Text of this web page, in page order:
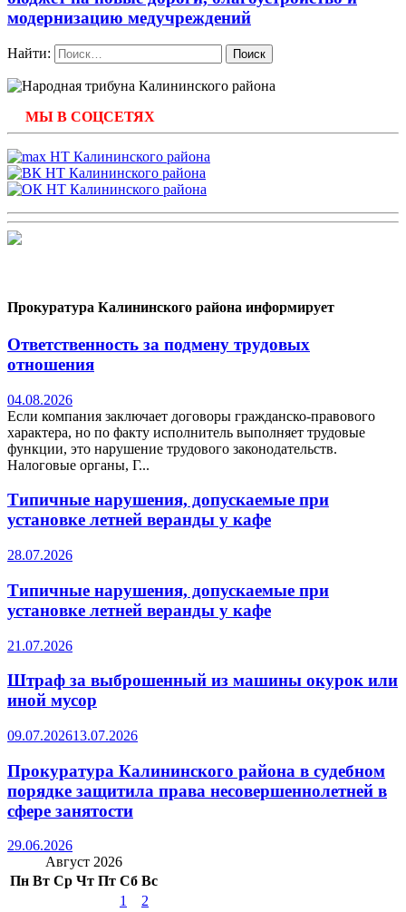
модернизацию медучреждений
Найти:
МЫ В СОЦСЕТЯХ
Прокуратура Калининского района информирует
Ответственность за подмену трудовых
отношения
04.08.2026
Если компания заключает договоры гражданско-правового
характера, но по факту исполнитель выполняет трудовые
функции, это нарушение трудового законодательств.
Налоговые органы, Г...
Типичные нарушения, допускаемые при
установке летней веранды у кафе
28.07.2026
Типичные нарушения, допускаемые при
установке летней веранды у кафе
21.07.2026
Штраф за выброшенный из машины окурок или
иной мусор
09.07.202613.07.2026
Прокуратура Калининского района в судебном
порядке защитила права несовершеннолетней в
сфере занятости
29.06.2026
Август 2026
Пн Вт Ср Чт Пт Сб Вс
1
2